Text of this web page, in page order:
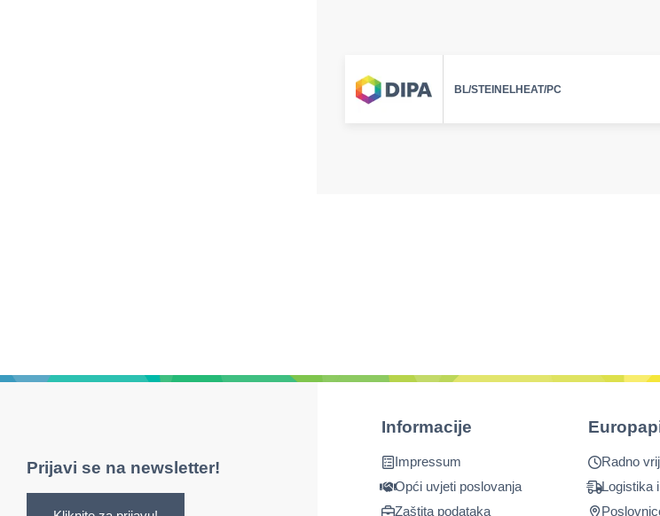
BL/STEINELHEAT/PC
Prijavi se na newsletter!
Informacije
Impressum
Opći uvjeti poslovanja
Zaštita podataka
Radno
Logistika